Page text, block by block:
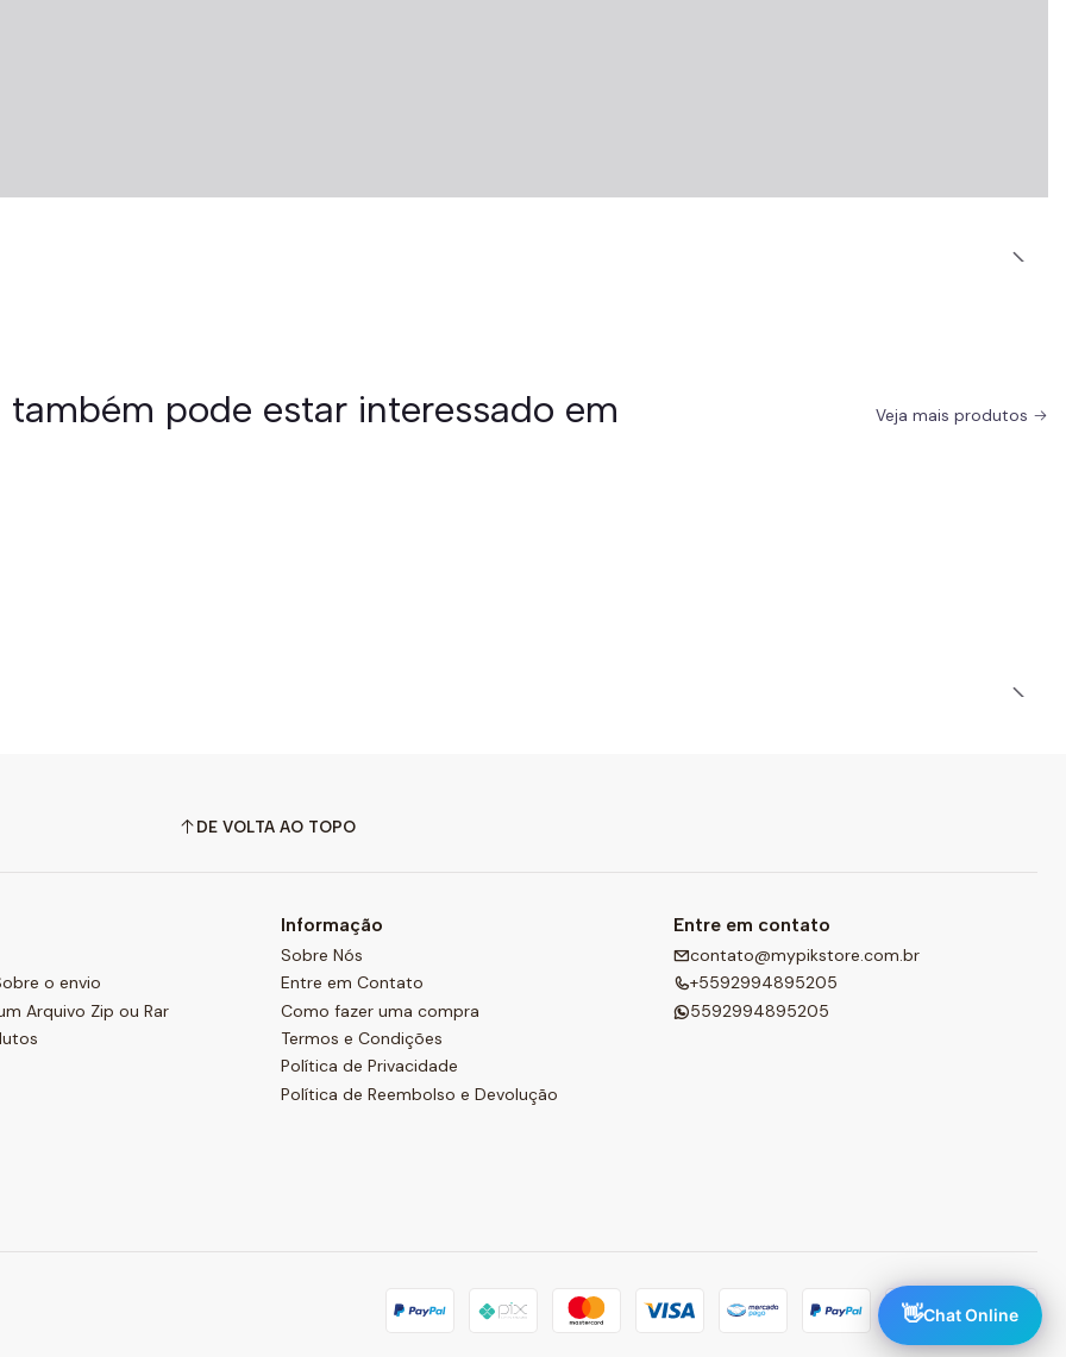
também pode estar interessado em Veja mais produtos
DE VOLTA AO TOPO
o envio
Arquivo Zip ou Rar
Informação
Sobre Nós
Entre em Contato
Como fazer uma compra
Termos e Condições
Política de Privacidade
Política de Reembolso e Devolução
Entre em contato
contato@mypikstore.com.br
+5592994895205
5592994895205
👋Chat Online